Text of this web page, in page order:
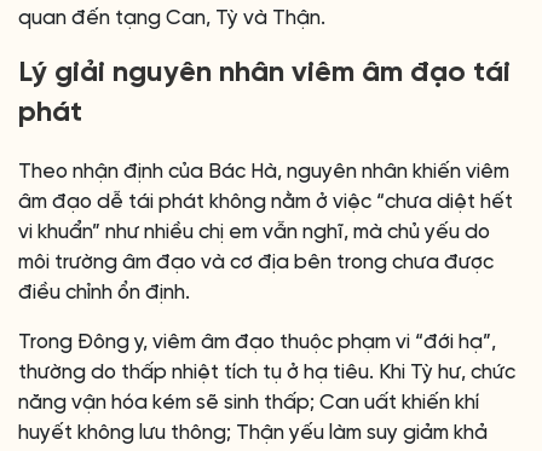
quan đến tạng Can, Tỳ và Thận.
Lý giải nguyên nhân viêm âm đạo tái
phát
Theo nhận định của Bác Hà, nguyên nhân khiến viêm
âm đạo dễ tái phát không nằm ở việc “chưa diệt hết
vi khuẩn” như nhiều chị em vẫn nghĩ, mà chủ yếu do
môi trường âm đạo và cơ địa bên trong chưa được
điều chỉnh ổn định.
Trong Đông y, viêm âm đạo thuộc phạm vi “đới hạ”,
thường do thấp nhiệt tích tụ ở hạ tiêu. Khi Tỳ hư, chức
năng vận hóa kém sẽ sinh thấp; Can uất khiến khí
huyết không lưu thông; Thận yếu làm suy giảm khả